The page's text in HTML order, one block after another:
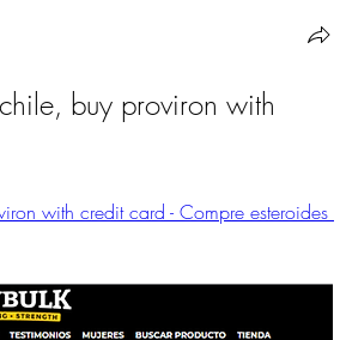
buy proviron with
with credit card - Compre esteroides